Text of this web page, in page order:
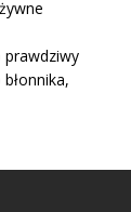
prawdziwy